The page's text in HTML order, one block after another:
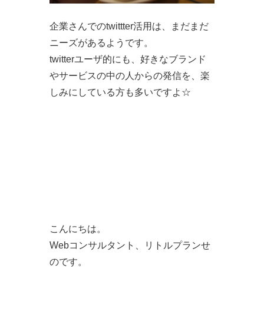
企業さんでのtwittter活用は、まだまだ
ニーズがあるようです。
twitterユーザ的にも、好きなブランド
やサービスの中の人からの発信を、楽
しみにしている方も多いですよ☆
こんにちは。
Webコンサルタント、リトルプランせ
のです。